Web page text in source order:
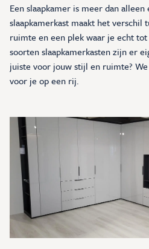
Eetkamer
Kasten op maat
Raamdecoratie
Sale & Acties
Over Carré
Een slaapkamer is meer dan
slaapkamerkast maakt het verschil
ruimte en een plek waar je echt
soorten slaapkamerkasten zijn er
juiste voor jouw stijl en ruimte?
voor je op een rij.